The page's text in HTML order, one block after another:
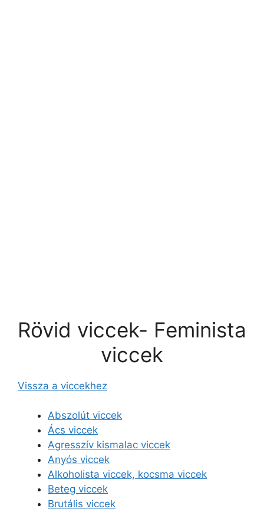
Rövid viccek- Feminista
viccek
Vissza a viccekhez
Abszolút viccek
Ács viccek
Agresszív kismalac viccek
Anyós viccek
Alkoholista viccek, kocsma viccek
Beteg viccek
Brutális viccek